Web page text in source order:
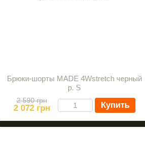
Брюки-шорты MADE 4Wstretch черный
р. S
2 590 грн
2 072 грн Купить